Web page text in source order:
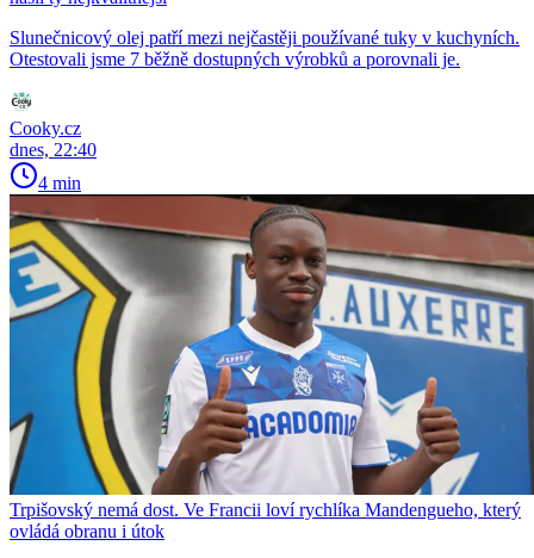
Slunečnicový olej patří mezi nejčastěji používané tuky v kuchyních.
Otestovali jsme 7 běžně dostupných výrobků a porovnali je.
Cooky.cz
dnes, 22:40
4 min
Trpišovský nemá dost. Ve Francii loví rychlíka Mandengueho, který
ovládá obranu i útok